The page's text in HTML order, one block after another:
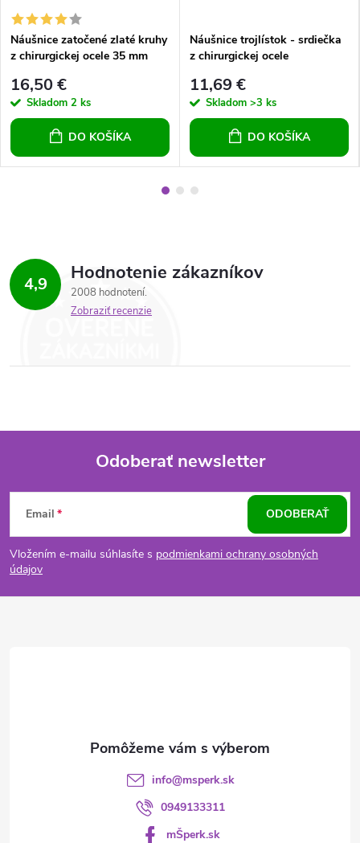
Náušnice zatočené zlaté kruhy
z chirurgickej ocele 35 mm
16,50 €
Skladom 2 ks
DO KOŠÍKA
Náušnice trojlístok - srdiečka
z chirurgickej ocele
11,69 €
Skladom >3 ks
DO KOŠÍKA
4,9 Hodnotenie zákazníkov
2008 hodnotení
Zobraziť recenzie
Z
á
p
Odoberať newsletter
Email
Vložením e-mailu súhlasíte s podmienkami ochrany osobných
údajov
ODOBERAŤ
info@msperk.sk
0949133311
mŠperk.sk